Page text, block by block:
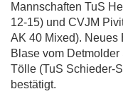
Mannschaften TuS
12-15) und CVJM
AK 40 Mixed). Neues
Blase vom
Tölle (TuS Schieder-
bestätigt.